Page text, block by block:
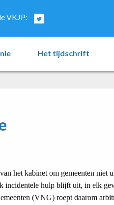
VKJP:
Het tijdschrift
het kabinet om gemeenten niet
incidentele hulp blijft uit, in elk
(VNG) roept daarom